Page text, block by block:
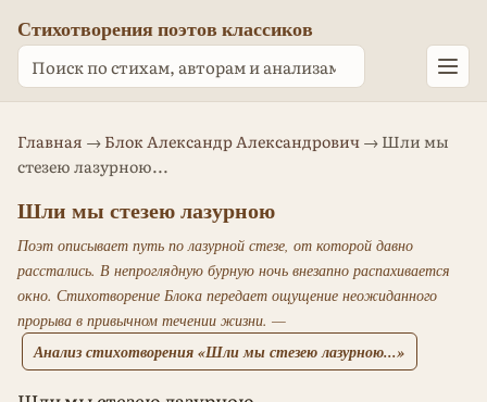
Стихотворения поэтов классиков
Главная →Блок Александр Александрович → Шли мы
стезею лазурною...
Шли мы стезею лазурною
Поэт описывает путь по лазурной стезе, от которой давно
расстались. В непроглядную бурную ночь внезапно распахивается
окно. Стихотворение Блока передает ощущение неожиданного
прорыва в привычном течении жизни. —
Анализ стихотворения «Шли мы стезею лазурною...»